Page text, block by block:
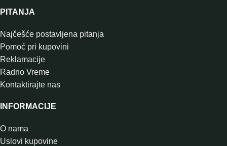
PITANJA
Najčešće postavljena pitanja
Pomoć pri kupovini
Reklamacije
Radno Vreme
Kontaktirajte nas
INFORMACIJE
O nama
Uslovi kupovine